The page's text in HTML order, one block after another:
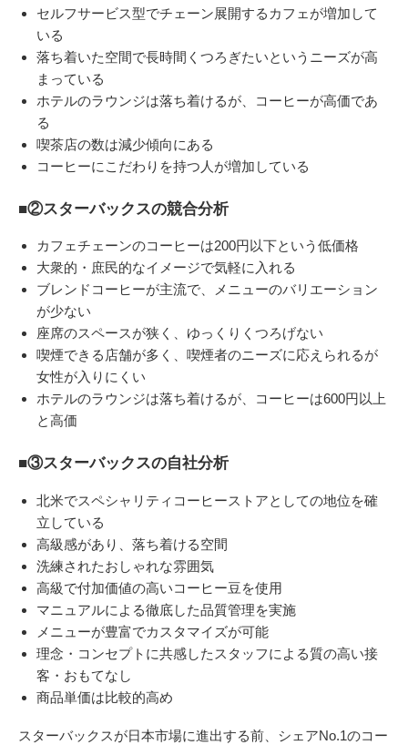
セルフサービス型でチェーン展開するカフェが増加して
いる
落ち着いた空間で長時間くつろぎたいというニーズが高
まっている
ホテルのラウンジは落ち着けるが、コーヒーが高価であ
る
喫茶店の数は減少傾向にある
コーヒーにこだわりを持つ人が増加している
■②スターバックスの競合分析
カフェチェーンのコーヒーは200円以下という低価格
大衆的・庶民的なイメージで気軽に入れる
ブレンドコーヒーが主流で、メニューのバリエーション
が少ない
座席のスペースが狭く、ゆっくりくつろげない
喫煙できる店舗が多く、喫煙者のニーズに応えられるが
女性が入りにくい
ホテルのラウンジは落ち着けるが、コーヒーは600円以上
と高価
■③スターバックスの自社分析
北米でスペシャリティコーヒーストアとしての地位を確
立している
高級感があり、落ち着ける空間
洗練されたおしゃれな雰囲気
高級で付加価値の高いコーヒー豆を使用
マニュアルによる徹底した品質管理を実施
メニューが豊富でカスタマイズが可能
理念・コンセプトに共感したスタッフによる質の高い接
客・おもてなし
商品単価は比較的高め
スターバックスが日本市場に進出する前、シェアNo.1のコー